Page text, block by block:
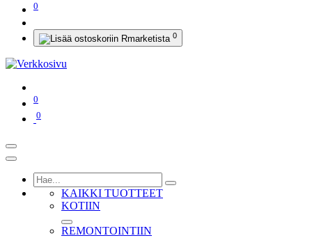
0
0
0
0
KAIKKI TUOTTEET
KOTIIN
REMONTOINTIIN